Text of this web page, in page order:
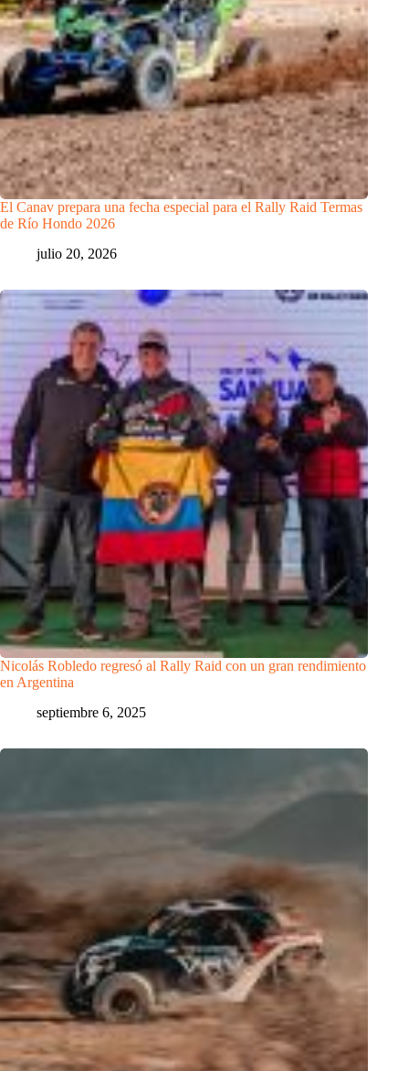
El Canav prepara una fecha especial para el Rally Raid Termas
de Río Hondo 2026
julio 20, 2026
Nicolás Robledo regresó al Rally Raid con un gran rendimiento
en Argentina
septiembre 6, 2025